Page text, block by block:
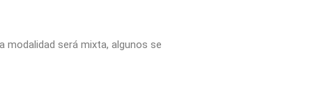
modalidad será mixta, algunos se